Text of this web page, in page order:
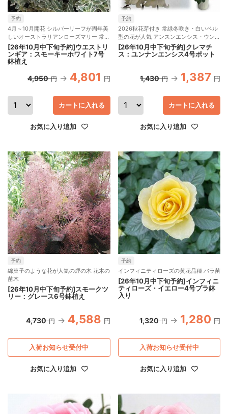
予約
4月～10月開花 シルバーリーフが周年美
しいオーストラリアンローズマリー 常緑
低木
[26年10月中下旬予約]ウエストリ
ンギア：スモーキーホワイト7号
鉢植え
4,950 円 4,801 円
お気に入り追加
カートに入れる
予約
2026秋花芽付き 常緑冬咲き・白いベル
型の花が人気 アンスンエンシス・ウンナ
ンエンシス
[26年10月中下旬予約]クレマチ
ス：ユンナンエンシス4号ポット
1,430 円 1,387 円
お気に入り追加
カートに入れる
予約
綿菓子のような花が人気の煙の木 花木の
苗木
[26年10月中下旬予約]スモークツ
リー：グレース6号鉢植え
4,730 円 4,588 円
お気に入り追加
入荷お知らせ受付中
予約
インフィニティローズの黄花品種 バラ苗
[26年10月中下旬予約]インフィニ
ティローズ・イエロー4号プラ鉢
入り
1,320 円 1,280 円
お気に入り追加
入荷お知らせ受付中